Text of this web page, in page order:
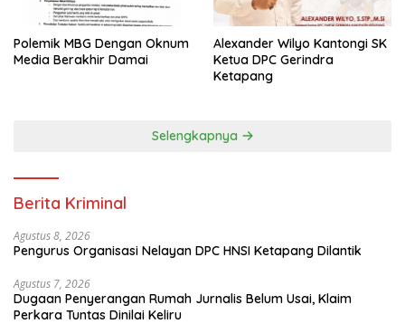
Polemik MBG Dengan Oknum
Media Berakhir Damai
Alexander Wilyo Kantongi SK
Ketua DPC Gerindra
Ketapang
Selengkapnya
Berita Kriminal
Agustus 8, 2026
Pengurus Organisasi Nelayan DPC HNSI Ketapang Dilantik
Agustus 7, 2026
Dugaan Penyerangan Rumah Jurnalis Belum Usai, Klaim
Perkara Tuntas Dinilai Keliru